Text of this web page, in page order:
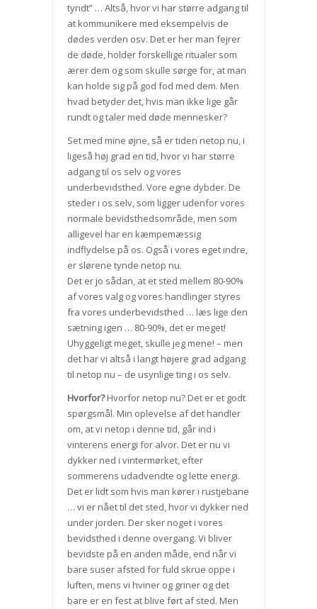
tyndt” … Altså, hvor vi har større adgang til
at kommunikere med eksempelvis de
dødes verden osv. Det er her man fejrer
de døde, holder forskellige ritualer som
ærer dem og som skulle sørge for, at man
kan holde sig på god fod med dem. Men
hvad betyder det, hvis man ikke lige går
rundt og taler med døde mennesker?
Set med mine øjne, så er tiden netop nu, i
ligeså høj grad en tid, hvor vi har større
adgang til os selv og vores
underbevidsthed. Vore egne dybder. De
steder i os selv, som ligger udenfor vores
normale bevidsthedsområde, men som
alligevel har en kæmpemæssig
indflydelse på os. Også i vores eget indre,
er slørene tynde netop nu.
Det er jo sådan, at et sted mellem 80-90%
af vores valg og vores handlinger styres
fra vores underbevidsthed … læs lige den
sætning igen … 80-90%, det er meget!
Uhyggeligt meget, skulle jeg mene! – men
det har vi altså i langt højere grad adgang
til netop nu – de usynlige ting i os selv.
Hvorfor?Hvorfor netop nu? Det er et godt
spørgsmål. Min oplevelse af det handler
om, at vi netop i denne tid, går ind i
vinterens energi for alvor. Det er nu vi
dykker ned i vintermørket, efter
sommerens udadvendte og lette energi.
Det er lidt som hvis man kører i rustjebane
… vi er nået til det sted, hvor vi dykker ned
under jorden. Der sker noget i vores
bevidsthed i denne overgang. Vi bliver
bevidste på en anden måde, end når vi
bare suser afsted for fuld skrue oppe i
luften, mens vi hviner og griner og det
bare er en fest at blive ført af sted. Men